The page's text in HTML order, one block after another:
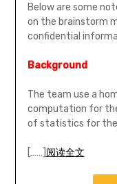
Below are some
on the brainstorm
confidential
Background
The team use a
computation for
of statistics for the
[……] 阅读全文